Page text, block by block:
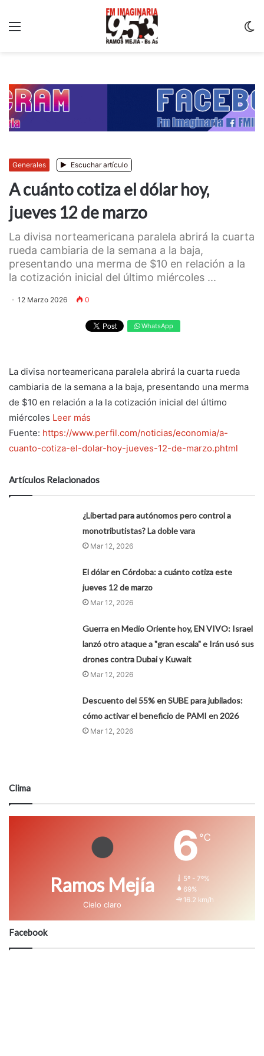
Generales Escuchar artículo
A cuánto cotiza el dólar hoy,
jueves 12 de marzo
La divisa norteamericana paralela abrirá la cuarta
rueda cambiaria de la semana a la baja,
presentando una merma de $10 en relación a la
la cotización inicial del último miércoles ...
12 Marzo 2026 0
WhatsApp
La divisa norteamericana paralela abrirá la cuarta rueda
cambiaria de la semana a la baja, presentando una merma
de $10 en relación a la la cotización inicial del último
miércoles Leer más
Fuente: https://www.perfil.com/noticias/economia/a-
cuanto-cotiza-el-dolar-hoy-jueves-12-de-marzo.phtml
Artículos Relacionados
¿Libertad para autónomos pero control a
monotributistas? La doble vara
Mar 12, 2026
El dólar en Córdoba: a cuánto cotiza este
jueves 12 de marzo
Mar 12, 2026
Guerra en Medio Oriente hoy, EN VIVO: Israel
lanzó otro ataque a "gran escala" e Irán usó sus
drones contra Dubai y Kuwait
Mar 12, 2026
Descuento del 55% en SUBE para jubilados:
cómo activar el beneficio de PAMI en 2026
Mar 12, 2026
Clima
Ramos Mejía
Cielo claro
6 ℃
5º - 7º%
69%
16.2 km/h
Facebook